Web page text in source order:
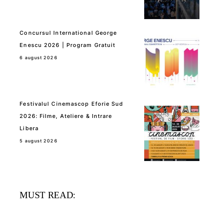
Concursul International George
Enescu 2026 | Program Gratuit
6 august 2026
Festivalul Cinemascop Eforie Sud
2026: Filme, Ateliere & Intrare
Libera
5 august 2026
MUST READ: